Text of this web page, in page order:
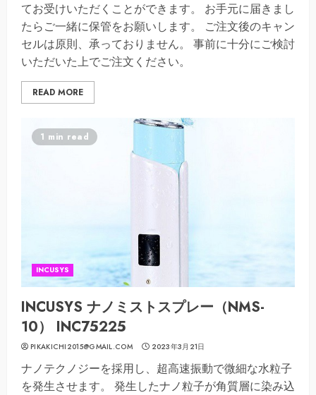
てお受けいただくことができます。 お手元に届きまし
たらご一緒に保管をお願いします。 ご注文後のキャン
セルは原則、承っておりません。 事前に十分にご検討
いただいた上でご注文ください。
READ MORE
1 min read
INCUSYS
INCUSYS ナノミストスプレー（NMS-
10） INC75225
PIKAKICHI2015@GMAIL.COM 2023年3月21日
ナノテクノジーを採用し、超高速振動で微細な水粒子
を発生させます。 発生したナノ粒子が角質層に染み込